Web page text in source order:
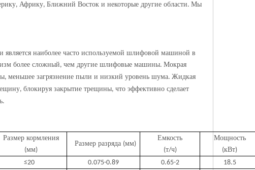
, Африку, Ближний Восток и некоторые другие области. Мы
является наиболее часто используемой шлифовой машиной в
более сложный, чем другие шлифовые машины. Мокрая
, меньшее загрязнение пыли и низкий уровень шума. Жидкая
, блокируя закрытие трещины, что эффективно сделает
.
Размер кормления
(мм)
Размер разряда (мм)
Емкость
(т/ч)
Мощность
(кВт)
≤20 0.075-0.89 0.65-2
18.5